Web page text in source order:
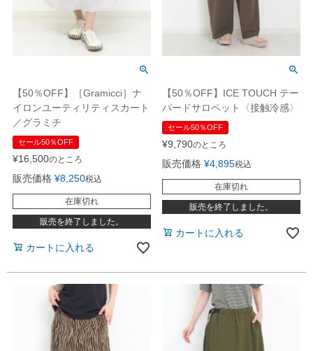
【50％OFF】［Gramicci］ナ
イロンユーティリティスカート
／グラミチ
セール50％OFF
¥16,500のところ
販売価格 ¥8,250税込
在庫切れ
販売を終了しました。
カートに入れる
【50％OFF】ICE TOUCH テー
パードサロペット〈接触冷感〉
セール50％OFF
¥9,790のところ
販売価格 ¥4,895税込
在庫切れ
販売を終了しました。
カートに入れる